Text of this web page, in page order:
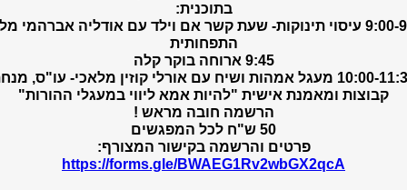
בתוכנית:
9:00-9:45 עיסוי תינוקות- שעת קשר אם וילד עם אודליה אברהמי
התפחותית
9:45 ארוחה בוקר קלה
10:00-11:30 מעגל אמהות ושיח עם אורלי קוזין מלאכי- עו"ס,
קבוצות ומאמנת אישית "להיות אמא ליווי במעגלי ההורות"
הרשמה חובה מראש !
50 ש"ח לכל המפגשים
פרטים והרשמה בקישור המצורף:
https://forms.gle/BWAEG1Rv2wbGX2qcA